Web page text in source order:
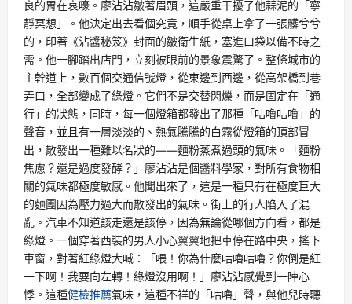
良的胃在哀嚎。廖沾沾皺著眉頭，這嚴重干擾了他蒜泥的「寧
靜冥想」。他決定出去看個究竟，順手從桌上拿了一張髒兮兮
的，印著《沾醬秘笈》封面的皺衛生紙，塞進口袋以備不時之
需。他一腳踏出店門，立刻被眼前的景象震驚了。整條城市的
主幹道上，數百個交通信號燈，從東邊到西邊，從高架橋到巷
弄口，全部變成了綠燈。它們不是交替閃爍，而是固定在「通
行」的狀態，同時，每一個燈箱都發出了那種「咕嚕咕嚕」的
聲音，並且有一層淡淡的、熱氣騰騰的白霧從燈箱的頂部冒
出，散發出一種難以名狀的——麵粉蒸煮過頭的氣味。「麵粉
焦慮？還是過度發酵？」廖沾沾是個醬料學家，對所有食物相
關的氣味都極度敏感。他聞出來了，這是一種只有在極度巨大
的麵團因為壓力過大而散發出的氣味。街上的行人陷入了混
亂。汽車不知道該走還是該停，因為無論從哪個方向看，都是
綠燈。一個穿著西裝的男人小心翼翼地把車停在路中央，搖下
車窗，對著紅綠燈大喊：「喂！你為什麼咕嚕咕嚕？你倒是紅
一下啊！我要向左轉！綠燈沒用啊！」廖沾沾感覺到一陣心
悸。這種健檢推薦氣味，這種不祥的「咕嚕」聲，與他兒時聽